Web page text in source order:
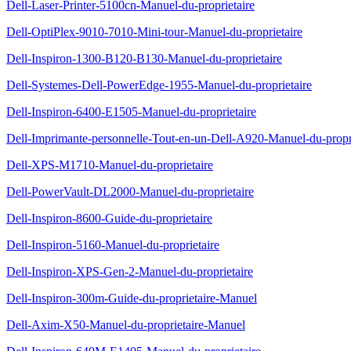
Dell-Laser-Printer-5100cn-Manuel-du-proprietaire
Dell-OptiPlex-9010-7010-Mini-tour-Manuel-du-proprietaire
Dell-Inspiron-1300-B120-B130-Manuel-du-proprietaire
Dell-Systemes-Dell-PowerEdge-1955-Manuel-du-proprietaire
Dell-Inspiron-6400-E1505-Manuel-du-proprietaire
Dell-Imprimante-personnelle-Tout-en-un-Dell-A920-Manuel-du-
Dell-XPS-M1710-Manuel-du-proprietaire
Dell-PowerVault-DL2000-Manuel-du-proprietaire
Dell-Inspiron-8600-Guide-du-proprietaire
Dell-Inspiron-5160-Manuel-du-proprietaire
Dell-Inspiron-XPS-Gen-2-Manuel-du-proprietaire
Dell-Inspiron-300m-Guide-du-proprietaire-Manuel
Dell-Axim-X50-Manuel-du-proprietaire-Manuel